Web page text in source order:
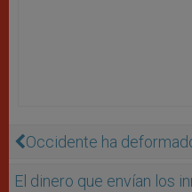
Occidente ha
El dinero que envían los